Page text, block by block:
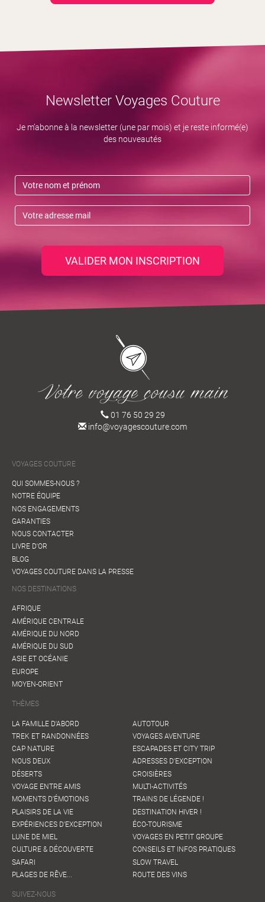
Newsletter Voyages Couture
Je m’abonne à la newsletter (une par mois) et je reste informé(e)
des nouveautés
VALIDER MON INSCRIPTION
01 76 50 29 29
info@voyagescouture.com
VOYAGES COUTURE
QUI SOMMES-NOUS ?
NOTRE ÉQUIPE
NOS ENGAGEMENTS
GARANTIES
NOUS CONTACTER
LIVRE D'OR
BLOG
VOYAGES COUTURE DANS LA PRESSE
NOS DESTINATIONS
AFRIQUE
AMÉRIQUE CENTRALE
AMÉRIQUE DU NORD
AMÉRIQUE DU SUD
ASIE ET OCÉANIE
EUROPE
MOYEN-ORIENT
THÈMES
LA FAMILLE D'ABORD
TREK ET RANDONNÉES
CAP NATURE
NOUS DEUX
DÉSERTS
VOYAGE ENTRE AMIS
MOMENTS D'ÉMOTIONS
PLAISIRS DE LA VIE
EXPÉRIENCES D'EXCEPTION
LUNE DE MIEL
CULTURE & DÉCOUVERTE
SAFARI
PLAGES DE RÊVE...
AUTOTOUR
VOYAGES AVENTURE
ESCAPADES ET CITY TRIP
ADRESSES D'EXCEPTION
CROISIÈRES
MULTI-ACTIVITÉS
TRAINS DE LÉGENDE !
DESTINATION HIVER !
ÉCO-TOURISME
VOYAGES EN PETIT GROUPE
CONSEILS ET INFOS PRATIQUES
SLOW TRAVEL
ROUTE DES VINS
SUIVEZ-NOUS